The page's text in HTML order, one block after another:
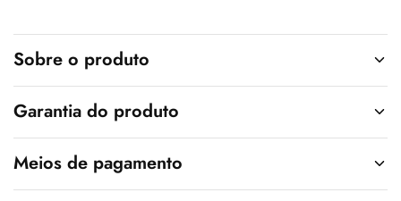
i
v
e
:
Sobre o produto
Garantia do produto
Meios de pagamento